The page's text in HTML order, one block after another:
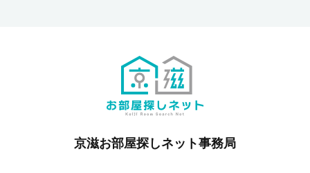
京滋お部屋探しネット事務局